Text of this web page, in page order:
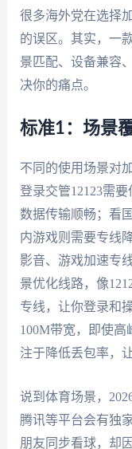
很多海外党在选择
的误区。其实，一
景匹配、设备兼容
决你的痛点。
标准1：场景
不同的使用场景对
登录交管12123需
数据传输顺畅；看
内游戏则需要专线
影音、游戏加速专
景优化线路，像
专线，让你登录和
100M带宽，即使
注于降低丢包率，
说到体育场景，
腾讯等平台会有独
朋友同步看球，却